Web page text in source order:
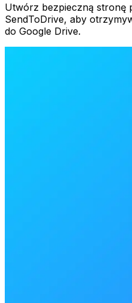
Utwórz bezpieczną stronę
SendToDrive, aby
do Google Drive.